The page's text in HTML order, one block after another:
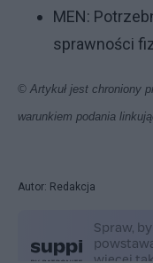
MEN:
sprawności
© Artykuł jest chroniony
warunkiem podania
Autor: Redakcja